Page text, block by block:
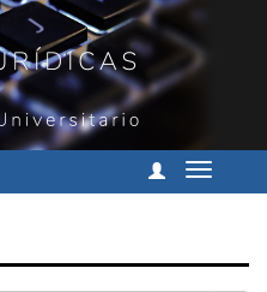
Cambiar